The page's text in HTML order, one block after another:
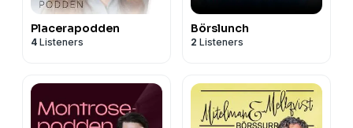
Placerapodden
4 Listeners
Börslunch
2 Listeners